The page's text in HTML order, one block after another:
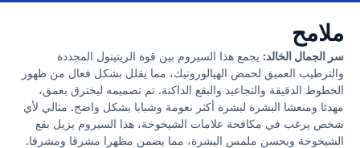
ملامح
سر الجمال الخالد: يجمع هذا السيروم بين قوة الريتينول المجددة
والترطيب العميق لحمض الهيالورونيك، مما يقلل بشكل فعال من ظهور
الخطوط الدقيقة والتجاعيد والبقع الداكنة. تم تصميمه ليخترق بعمق،
مهدئا ومنعشا البشرة لبشرة أكثر نعومة وشبابا بشكل واضح. مثالي لأي
شخص يرغب في مكافحة علامات الشيخوخة، هذا السيروم يزيل بقع
الشيخوخة ويحسن ملمس البشرة، مما يضمن مظهرا مشرقا ومشرقا.